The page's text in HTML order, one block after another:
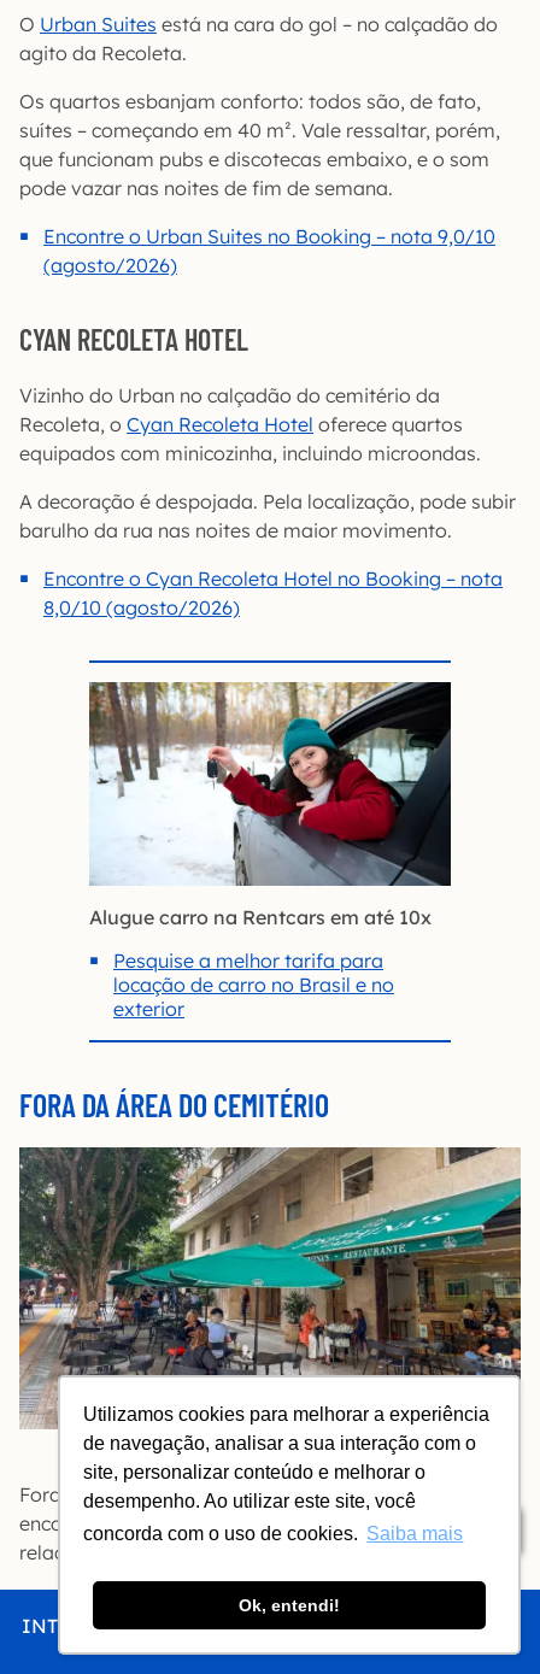
Utilizamos cookies para melhorar a experiência
de navegação, analisar a sua interação com o
site, personalizar conteúdo e melhorar o
desempenho. Ao utilizar este site, você
concorda com o uso de cookies. Saiba mais
Ok, entendi!
INTRO CHEGAR FICAR COMER FAZER
Índice
O Urban Suites está na cara do gol – no calçadão do
agito da Recoleta.
Os quartos esbanjam conforto: todos são, de fato,
suítes – começando em 40 m². Vale ressaltar, porém,
que funcionam pubs e discotecas embaixo, e o som
pode vazar nas noites de fim de semana.
Encontre o Urban Suites no Booking – nota 9,0/10
(agosto/2026)
CYAN RECOLETA HOTEL
Vizinho do Urban no calçadão do cemitério da
Recoleta, o Cyan Recoleta Hotel oferece quartos
equipados com minicozinha, incluindo microondas.
A decoração é despojada. Pela localização, pode subir
barulho da rua nas noites de maior movimento.
Encontre o Cyan Recoleta Hotel no Booking – nota
8,0/10 (agosto/2026)
Alugue carro na Rentcars em até 10x
Pesquise a melhor tarifa para
locação de carro no Brasil e no
exterior
FORA DA ÁREA DO CEMITÉRIO
Recoleta, fora do Cemitério
Fora dos arredores imediatos do Cemitério você vai
encontrar ruas mais tranquilas e hotéis com excelente
relação custo x benefício.
CASA BEVANT